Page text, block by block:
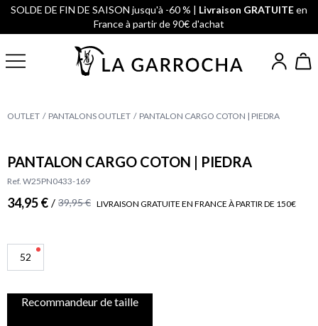
SOLDE DE FIN DE SAISON jusqu'à -60 % | Livraison GRATUITEen
France à partir de 90€ d'achat
OUTLET PANTALONS OUTLET PANTALON CARGO COTON | PIEDRA
PANTALON CARGO COTON | PIEDRA
Ref. W25PN0433-169
34,95 € / 39,95 € LIVRAISON GRATUITE EN FRANCE À PARTIR DE 150€
52
Recommandeur de taille